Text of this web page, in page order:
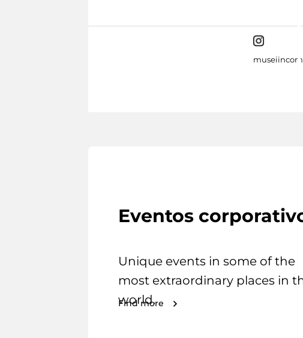
Eventos
Unique events in some of the
most extraordinary places in
world.
Find more